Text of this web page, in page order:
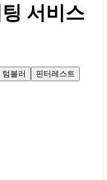
서비스
텀블러
핀터레스트